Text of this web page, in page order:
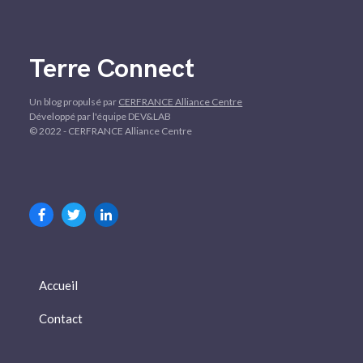
Terre Connect
Un blog propulsé par CERFRANCE Alliance Centre
Développé par l'équipe DEV&LAB
© 2022 - CERFRANCE Alliance Centre
Accueil
Contact